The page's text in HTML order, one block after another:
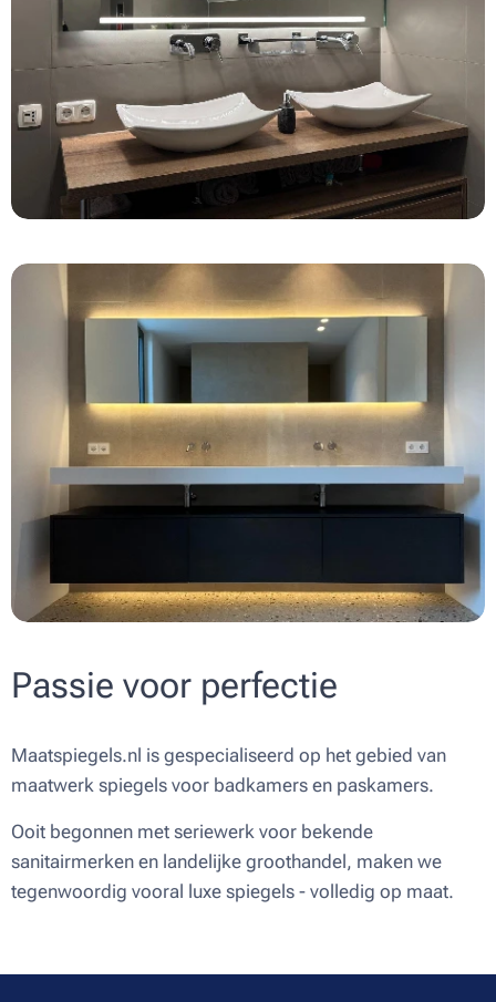
Passie voor perfectie
Maatspiegels.nl is gespecialiseerd op het gebied van
maatwerk spiegels voor badkamers en paskamers.
Ooit begonnen met seriewerk voor bekende
sanitairmerken en landelijke groothandel, maken we
tegenwoordig vooral luxe spiegels - volledig op maat.